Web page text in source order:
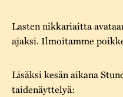
Lasten nikkariaitta
ajaksi. Ilmoitamme
Lisäksi kesän aikana
taidenäyttelyä: